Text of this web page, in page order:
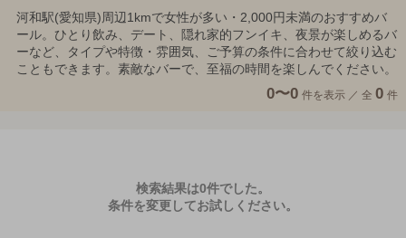
河和駅(愛知県)周辺1kmで女性が多い・2,000円未満のおすすめバ
ール。ひとり飲み、デート、隠れ家的フンイキ、夜景が楽しめるバ
ーなど、タイプや特徴・雰囲気、ご予算の条件に合わせて絞り込む
こともできます。素敵なバーで、至福の時間を楽しんでください。
0〜0 件を表示 ／ 全 0 件
検索結果は0件でした。
条件を変更してお試しください。